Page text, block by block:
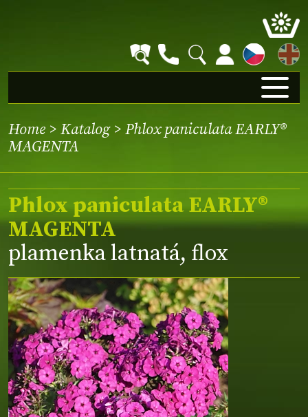
EN
Home > Katalog> Phlox paniculata EARLY®
MAGENTA
Phlox paniculata EARLY®
MAGENTA
plamenka latnatá, flox